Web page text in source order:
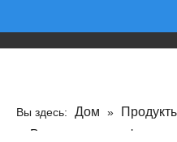
Вы здесь: Дом »
Воздушная